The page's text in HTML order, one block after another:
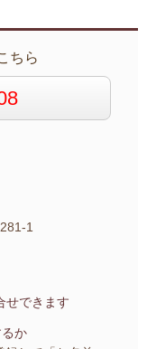
ちら
1
せできます
か